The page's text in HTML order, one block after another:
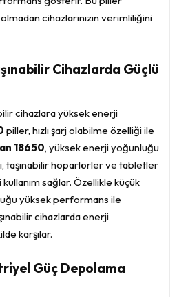
cihazlarınızın verimliliğini
Cihazlarda Güçlü
cihazlara yüksek enerji
piller, hızlı şarj olabilme özelliği ile
18650, yüksek enerji yoğunluğu
taşınabilir hoparlörler ve tabletler
sağlar. Özellikle küçük
yüksek performans ile
cihazlarda enerji
karşılar.
Güç Depolama